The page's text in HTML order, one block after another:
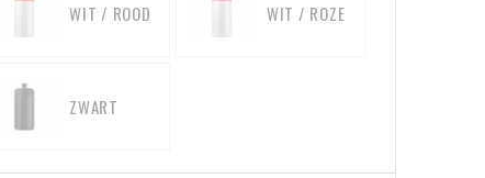
WIT / ROOD WIT / ROZE
ZWART